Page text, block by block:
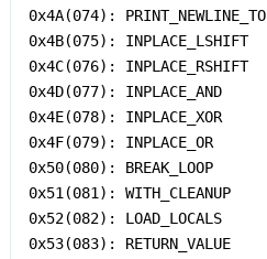
0x4A(074): PRINT_NEWLINE_TO
0x4B(075): INPLACE_LSHIFT
0x4C(076): INPLACE_RSHIFT
0x4D(077): INPLACE_AND
0x4E(078): INPLACE_XOR
0x4F(079): INPLACE_OR
0x50(080): BREAK_LOOP
0x51(081): WITH_CLEANUP
0x52(082): LOAD_LOCALS
0x53(083): RETURN_VALUE